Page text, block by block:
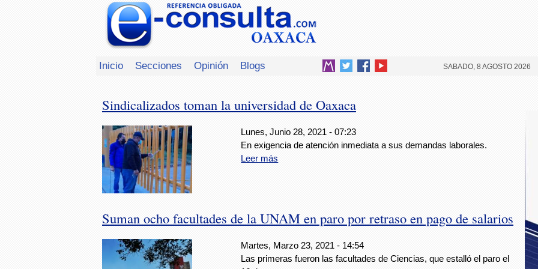
Inicio Secciones Opinión Blogs SABADO, 8 AGOSTO 2026
Sindicalizados toman la universidad de Oaxaca
Lunes, Junio 28, 2021 - 07:23
En exigencia de atención inmediata a sus demandas laborales.
Leer más
Suman ocho facultades de la UNAM en paro por retraso en pago de salarios
Martes, Marzo 23, 2021 - 14:54
Las primeras fueron las facultades de Ciencias, que estalló el paro el